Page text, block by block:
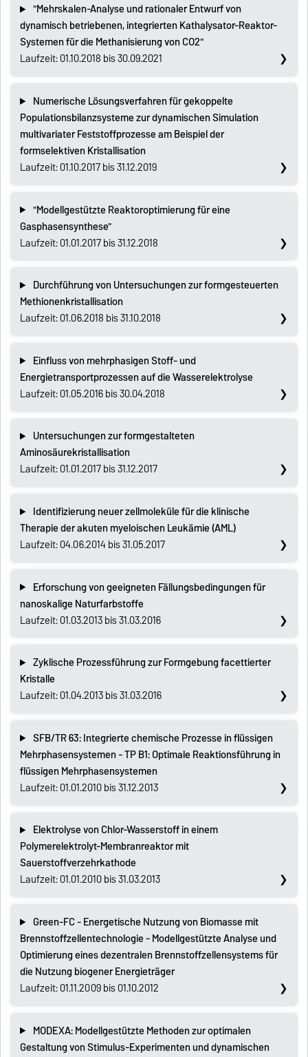
"Mehrskalen-Analyse und rationaler Entwurf von
dynamisch betriebenen, integrierten Kathalysator-Reaktor-
Systemen für die Methanisierung von CO2"
Laufzeit: 01.10.2018 bis 30.09.2021
Numerische Lösungsverfahren für gekoppelte
Populationsbilanzsysteme zur dynamischen Simulation
multivariater Feststoffprozesse am Beispiel der
formselektiven Kristallisation
Laufzeit: 01.10.2017 bis 31.12.2019
"Modellgestützte Reaktoroptimierung für eine
Gasphasensynthese"
Laufzeit: 01.01.2017 bis 31.12.2018
Durchführung von Untersuchungen zur formgesteuerten
Methionenkristallisation
Laufzeit: 01.06.2018 bis 31.10.2018
Einfluss von mehrphasigen Stoff- und
Energietransportprozessen auf die Wasserelektrolyse
Laufzeit: 01.05.2016 bis 30.04.2018
Untersuchungen zur formgestalteten
Aminosäurekristallisation
Laufzeit: 01.01.2017 bis 31.12.2017
Identifizierung neuer zellmoleküle für die klinische
Therapie der akuten myeloischen Leukämie (AML)
Laufzeit: 04.06.2014 bis 31.05.2017
Erforschung von geeigneten Fällungsbedingungen für
nanoskalige Naturfarbstoffe
Laufzeit: 01.03.2013 bis 31.03.2016
Zyklische Prozessführung zur Formgebung facettierter
Kristalle
Laufzeit: 01.04.2013 bis 31.03.2016
SFB/TR 63: Integrierte chemische Prozesse in flüssigen
Mehrphasensystemen - TP B1: Optimale Reaktionsführung in
flüssigen Mehrphasensystemen
Laufzeit: 01.01.2010 bis 31.12.2013
Elektrolyse von Chlor-Wasserstoff in einem
Polymerelektrolyt-Membranreaktor mit
Sauerstoffverzehrkathode
Laufzeit: 01.01.2010 bis 31.03.2013
Green-FC - Energetische Nutzung von Biomasse mit
Brennstoffzellentechnologie - Modellgestützte Analyse und
Optimierung eines dezentralen Brennstoffzellensystems für
die Nutzung biogener Energieträger
Laufzeit: 01.11.2009 bis 01.10.2012
MODEXA: Modellgestützte Methoden zur optimalen
Gestaltung von Stimulus-Experimenten und dynamischen